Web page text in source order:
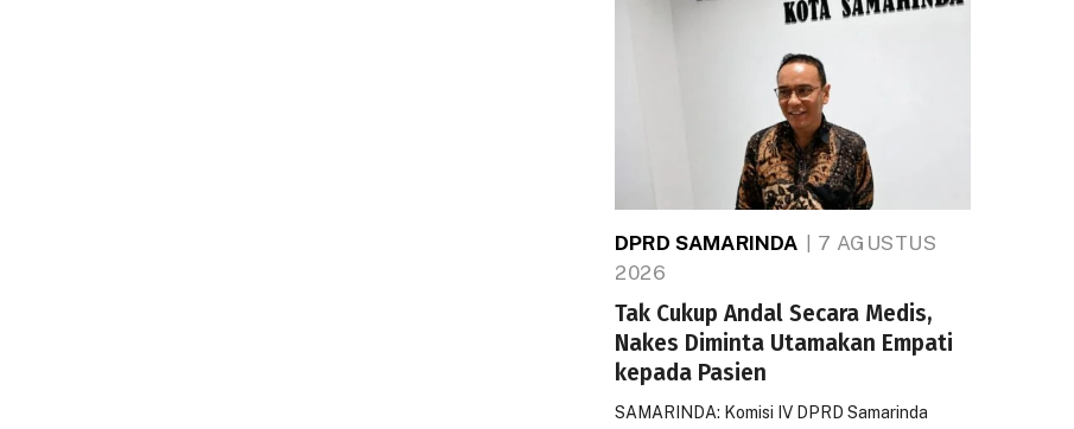
DPRD SAMARINDA
7 AGUSTUS
2026
Tak Cukup Andal Secara Medis,
Nakes Diminta Utamakan Empati
kepada Pasien
SAMARINDA: Komisi IV DPRD Samarinda